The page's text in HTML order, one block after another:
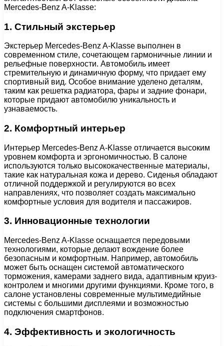
Mercedes-Benz A-Klasse:
1. Стильный экстерьер
Экстерьер Mercedes-Benz A-Klasse выполнен в
современном стиле, сочетающем гармоничные линии и
рельефные поверхности. Автомобиль имеет
стремительную и динамичную форму, что придает ему
спортивный вид. Особое внимание уделено деталям,
таким как решетка радиатора, фары и задние фонари,
которые придают автомобилю уникальность и
узнаваемость.
2. Комфортный интерьер
Интерьер Mercedes-Benz A-Klasse отличается высоким
уровнем комфорта и эргономичностью. В салоне
используются только высококачественные материалы,
такие как натуральная кожа и дерево. Сиденья обладают
отличной поддержкой и регулируются во всех
направлениях, что позволяет создать максимально
комфортные условия для водителя и пассажиров.
3. Инновационные технологии
Mercedes-Benz A-Klasse оснащается передовыми
технологиями, которые делают вождение более
безопасным и комфортным. Например, автомобиль
может быть оснащен системой автоматического
торможения, камерами заднего вида, адаптивным круиз-
контролем и многими другими функциями. Кроме того, в
салоне установлены современные мультимедийные
системы с большими дисплеями и возможностью
подключения смартфонов.
4. Эффективность и экологичность